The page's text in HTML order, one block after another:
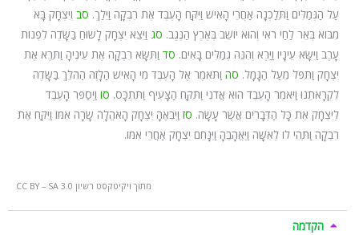
עַל הַגְּמַלִּים וַתֵּלַכְנָה אַחֲרֵי הָאִישׁ וַיִּקַּח הָעֶבֶד אֶת רִבְקָה וַיֵּלַךְ. סב וְיִצְחָק בָּא
מִבּוֹא בְּאֵר לַחַי רֹאִי וְהוּא יוֹשֵׁב בְּאֶרֶץ הַנֶּגֶב. סג וַיֵּצֵא יִצְחָק לָשׂוּחַ בַּשָּׂדֶה לִפְנוֹת
עָרֶב וַיִּשָּׂא עֵינָיו וַיַּרְא וְהִנֵּה גְמַלִּים בָּאִים. סד וַתִּשָּׂא רִבְקָה אֶת עֵינֶיהָ וַתֵּרֶא אֶת
יִצְחָק וַתִּפֹּל מֵעַל הַגָּמָל. סה וַתֹּאמֶר אֶל הָעֶבֶד מִי הָאִישׁ הַלָּזֶה הַהֹלֵךְ בַּשָּׂדֶה
לִקְרָאתֵנוּ וַיֹּאמֶר הָעֶבֶד הוּא אֲדֹנִי וַתִּקַּח הַצָּעִיף וַתִּתְכָּס. סו וַיְסַפֵּר הָעֶבֶד
לְיִצְחָק אֵת כָּל הַדְּבָרִים אֲשֶׁר עָשָׂה. סז וַיְבִאֶהָ יִצְחָק הָאֹהֱלָה שָׂרָה אִמּוֹ וַיִּקַּח אֶת
רִבְקָה וַתְּהִי לוֹ לְאִשָּׁה וַיֶּאֱהָבֶהָ וַיִּנָּחֵם יִצְחָק אַחֲרֵי אִמּוֹ.
מתוך ויקיטקסט רשיון CC BY – SA 3.0
הקדמה